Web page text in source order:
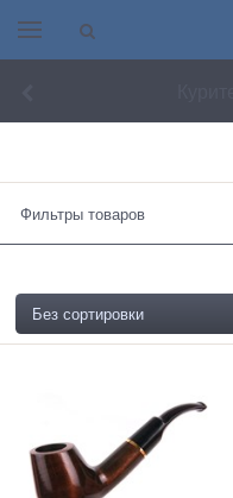
Фильтры товаров